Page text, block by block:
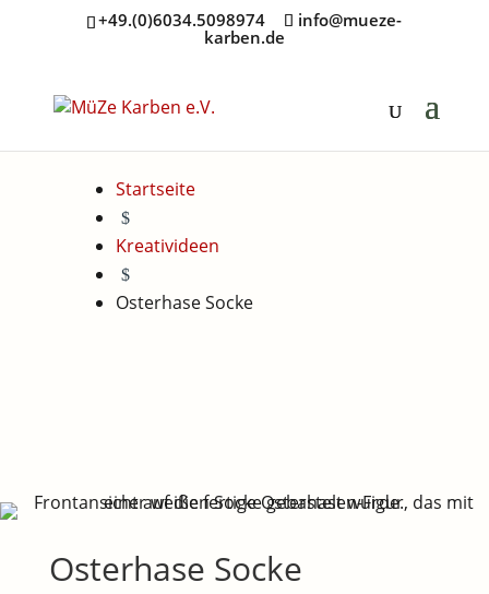
+49.(0)6034.5098974
info@mueze-
karben.de
Startseite
$
Kreativideen
$
Osterhase Socke
Osterhase Socke